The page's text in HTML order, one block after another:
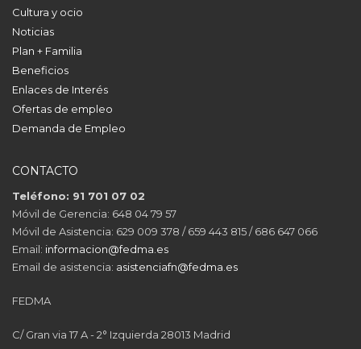
Cultura y ocio
Noticias
Plan + Familia
Beneficios
Enlaces de Interés
Ofertas de empleo
Demanda de Empleo
CONTACTO
Teléfono: 91 701 07 02
Móvil de Gerencia: 648 04 79 57
Móvil de Asistencia: 629 009 378 / 659 443 815 / 686 647 066
Email: informacion@fedma.es
Email de asistencia: asistenciafn@fedma.es
FEDMA
C/ Gran via 17 A - 2° Izquierda 28013 Madrid